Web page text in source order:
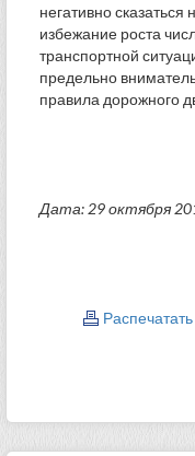
негативно
избежание роста
транспортной
предельно
правила дорожного
Дата: 29 октября
Распечатать